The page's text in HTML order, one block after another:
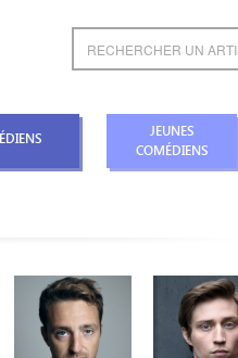
JEUNES
COMÉDIENS